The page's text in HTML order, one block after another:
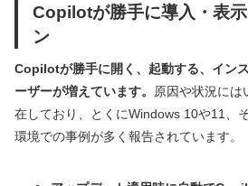
Copilotが勝手に導入・表
ン
Copilotが勝手に開く、起動する、イン
ーザーが増えています。
原因や状況には
在しており、とくにWindows 10や11、
環境での事例が多く報告されています。